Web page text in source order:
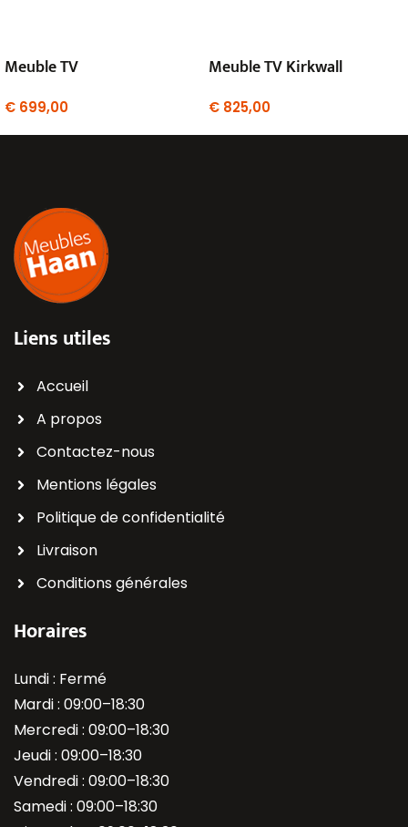
Meuble TV
€ 699,00
Meuble TV Kirkwall
€ 825,00
Liens utiles
Accueil
A propos
Contactez-nous
Mentions légales
Politique de confidentialité
Livraison
Conditions générales
Horaires
Lundi : Fermé
Mardi : 09:00–18:30
Mercredi : 09:00–18:30
Jeudi : 09:00–18:30
Vendredi : 09:00–18:30
Samedi : 09:00–18:30